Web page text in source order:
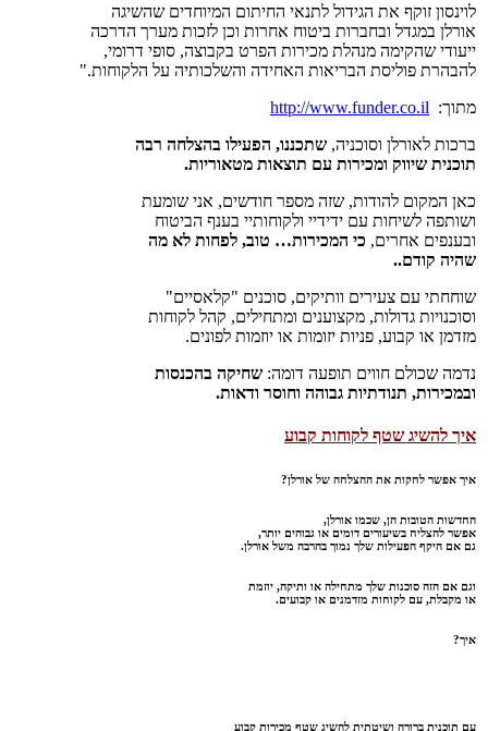
לוינסון זוקף את הגידול לתנאי החיתום המיוחדים שהשיגה
אורלן במגדל ובחברות ביטוח אחרות וכן לזכות מערך הדרכה
ייעודי שהקימה מנהלת מכירות הפרט בקבוצה, סופי דרומי,
להבהרת פוליסת הבריאות האחידה והשלכותיה על הלקוחות."
מתוך: http://www.funder.co.il
ברכות לאורלן וסוכניה, שתכננו, הפעילו בהצלחה רבה
תוכנית שיווק ומכירות עם תוצאות מטאוריות.
כאן המקום להודות, שזה מספר חודשים, אני שומעת
ושותפה לשיחות עם ידידיי ולקוחותיי בענף הביטוח
ובענפים אחרים, כי המכירות… טוב, לפחות לא מה
שהיה קודם..
שוחחתי עם צעירים וותיקים, סוכנים "קלאסיים"
וסוכנויות גדולות, מקצוענים ומתחילים, קהל לקוחות
מזדמן או קבוע, פניות יזומות או יוזמות לפונים.
נדמה שכולם חווים תופעה דומה: שחיקה בהכנסות
ובמכירות, תנודתיות גבוהה וחוסר ודאות.
איך להשיג שטף לקוחות קבוע
איך אפשר לחקות את ההצלחה של אורלן?
החדשות הטובות הן, שכמו אורלן,
אפשר להצליח בשיעורים דומים או גבוהים יותר,
גם אם היקף הפעילות שלך נמוך בהרבה משל אורלן.
וגם אם הזה סוכנות שלך מתחילה או ותיקה, יוזמת
או מקבלת, עם לקוחות מזדמנים או קבועים.
איך?
עם תוכנית ברורה ושיטתית להשיג שטף מכירות קבוע